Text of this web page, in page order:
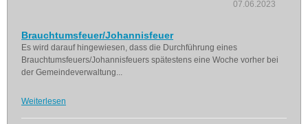
07.06.2023
Brauchtumsfeuer/Johannisfeuer
Es wird darauf hingewiesen, dass die Durchführung eines
Brauchtumsfeuers/Johannisfeuers spätestens eine Woche vorher bei
der Gemeindeverwaltung...
Weiterlesen